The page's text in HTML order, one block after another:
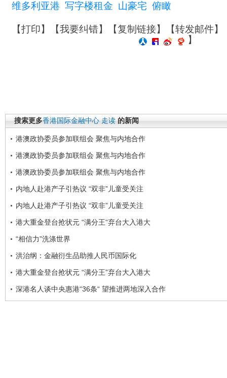
维多利亚港 写字楼租金 山豪宅 俯瞰
【打印】【我要纠错】【复制链接】【转发邮件】
】
搜索更多香港国际金融中心 走读 的新闻
港澳政协委员参加联组会 聚焦与内地合作
港澳政协委员参加联组会 聚焦与内地合作
港澳政协委员参加联组会 聚焦与内地合作
内地人赴港产子引热议 “双非”儿童受关注
内地人赴港产子引热议 “双非”儿童受关注
港大重金登台抢状元 “满分王“弃台大入港大
“相信力”洗涤世界
洪治纲：金融衍生品助推人民币国际化
港大重金登台抢状元 “满分王”弃台大入港大
深港名人谈中央惠港“36条“ 望推进两地深入合作